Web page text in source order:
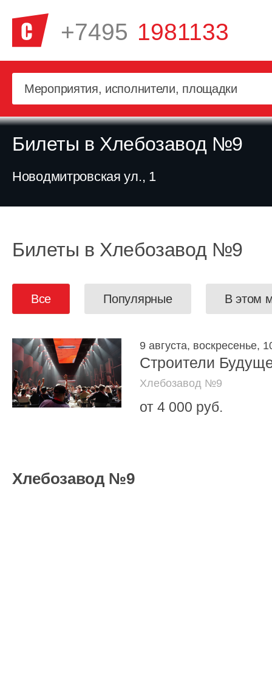
+7495 1981133
Билеты в Хлебозавод №9
Новодмитровская ул., 1
Билеты в Хлебозавод №9
Все Популярные В этом
9 августа, воскресенье,
Строители
Хлебозавод №9
от 4 000 руб.
Хлебозавод №9